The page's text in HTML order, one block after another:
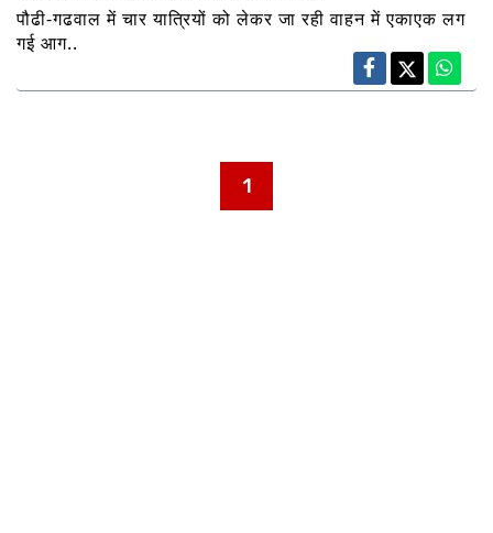
पौढी-गढवाल में चार यात्रियों को लेकर जा रही वाहन में एकाएक लग
गई आग..
1